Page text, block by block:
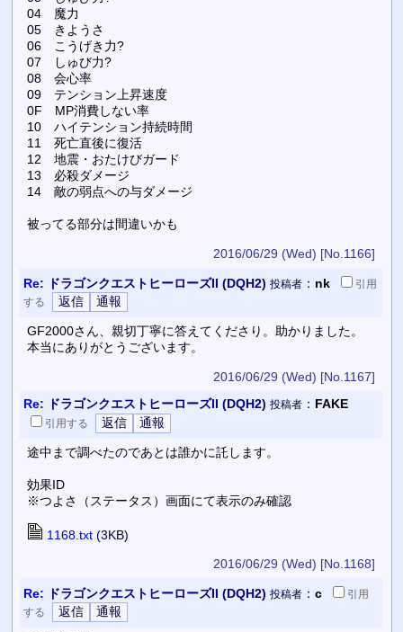
04 魔力
05 きようさ
06 こうげき力?
07 しゅび力?
08 会心率
09 テンション上昇速度
0F MP消費しない率
10 ハイテンション持続時間
11 死亡直後に復活
12 地震・おたけびガード
13 必殺ダメージ
14 敵の弱点への与ダメージ
被ってる部分は間違いかも
2016/06/29 (Wed) [No.1166]
Re: ドラゴンクエストヒーローズII (DQH2) 投稿者： nk
引用
する
GF2000さん、親切丁寧に答えてくださり。助かりました。
本当にありがとうございます。
2016/06/29 (Wed) [No.1167]
Re: ドラゴンクエストヒーローズII (DQH2) 投稿者： FAKE
引用する
途中まで調べたのであとは誰かに託します。
効果ID
※つよさ（ステータス）画面にて表示のみ確認
1168.txt(3KB)
2016/06/29 (Wed) [No.1168]
Re: ドラゴンクエストヒーローズII (DQH2) 投稿者： c
引用
する